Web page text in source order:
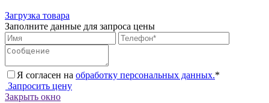
Загрузка товара
Заполните данные для запроса цены
Я согласен на обработку персональных данных.*
Запросить цену
Закрыть окно